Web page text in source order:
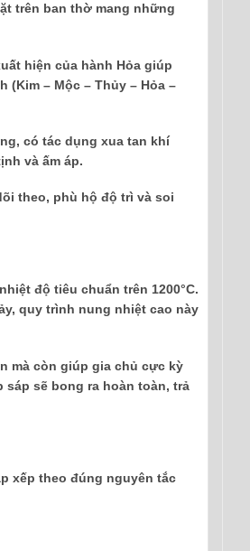
trên ban thờ mang những
hiện của hành Hỏa giúp
(Kim – Mộc – Thủy – Hỏa –
có tác dụng xua tan khí
và ấm áp.
theo, phù hộ độ trì và soi
độ tiêu chuẩn trên 1200°C.
quy trình nung nhiệt cao này
mà còn giúp gia chủ cực kỳ
sẽ bong ra hoàn toàn, trả
xếp theo đúng nguyên tắc